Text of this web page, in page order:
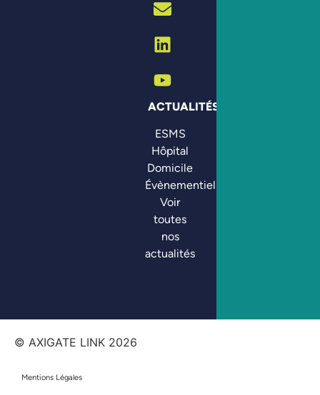
ACTUALITÉS
ESMS
Hôpital
Domicile
Évènementiel
Voir
toutes
nos
actualités
© AXIGATE LINK 2026
Mentions Légales